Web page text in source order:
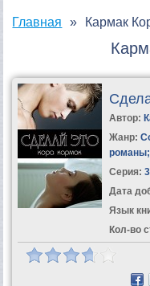
Главная Кармак
Автор:
Жанр:
романы;
Серия: 3
Дата
Язык
Кол-во